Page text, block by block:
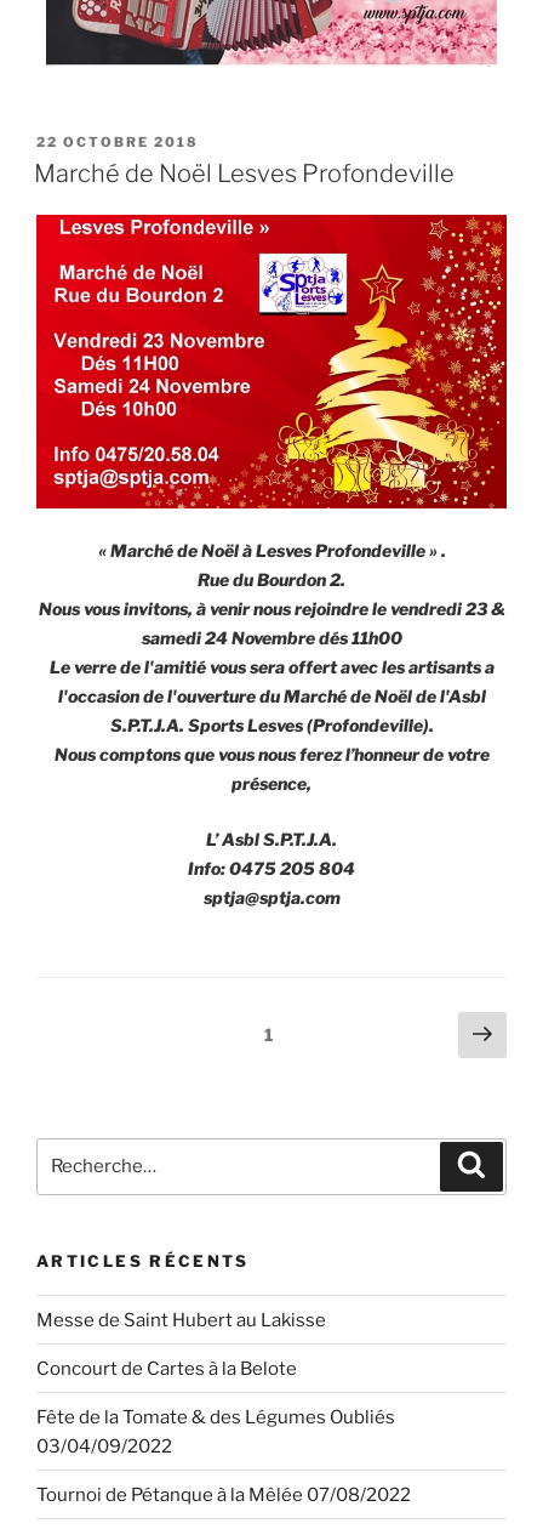
PUBLIÉ
LE
22 OCTOBRE 2018
Marché de Noël Lesves Profondeville
« Marché de Noël à Lesves Profondeville » .
Rue du Bourdon 2.
Nous vous invitons, à venir nous rejoindre le vendredi 23 &
samedi 24 Novembre dés 11h00
Le verre de l'amitié vous sera offert avec les artisants a
l'occasion de l'ouverture du Marché de Noël de l'Asbl
S.P.T.J.A. Sports Lesves (Profondeville).
Nous comptons que vous nous ferez l’honneur de votre
présence,
L’ Asbl S.P.T.J.A.
Info: 0475 205 804
sptja@sptja.com
Page1
Page
pour
ARTICLES RÉCENTS
Messe de Saint Hubert au Lakisse
Concourt de Cartes à la Belote
Fête de la Tomate & des Légumes Oubliés
03/04/09/2022
Tournoi de Pétanque à la Mêlée 07/08/2022